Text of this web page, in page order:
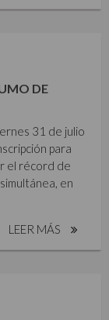
DE
31 de julio
para
el récord de
en
LEER MÁS